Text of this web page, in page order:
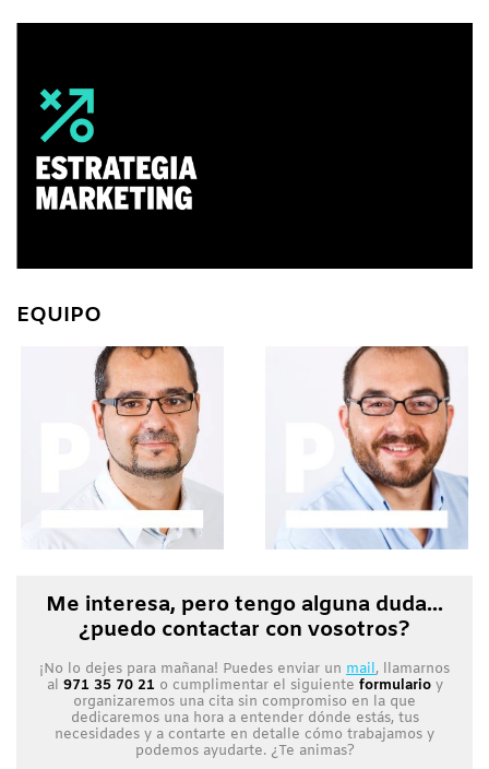
EQUIPO
Me interesa, pero tengo alguna duda...
¿puedo contactar con vosotros?
¡No lo dejes para mañana! Puedes enviar un mail, llamarnos
al 971 35 70 21 o cumplimentar el siguiente formularioy
organizaremos una cita sin compromiso en la que
dedicaremos una hora a entender dónde estás, tus
necesidades y a contarte en detalle cómo trabajamos y
podemos ayudarte. ¿Te animas?